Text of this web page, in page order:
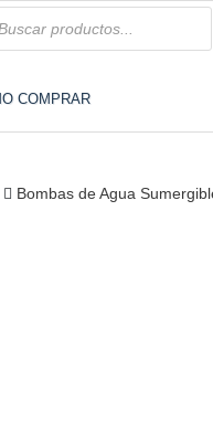
COMPRAR
Bombas de Agua